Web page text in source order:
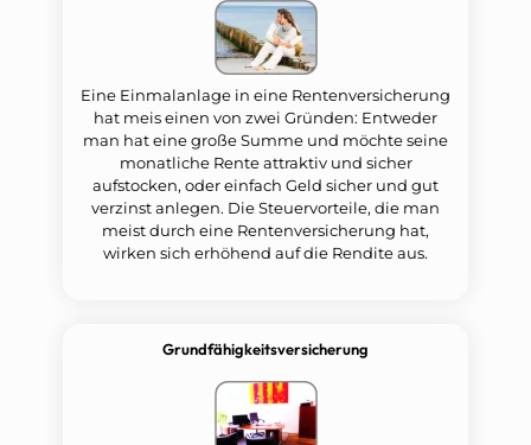
Eine Einmalanlage in eine Rentenversicherung
hat meis einen von zwei Gründen: Entweder
man hat eine große Summe und möchte seine
monatliche Rente attraktiv und sicher
aufstocken, oder einfach Geld sicher und gut
verzinst anlegen. Die Steuervorteile, die man
meist durch eine Rentenversicherung hat,
wirken sich erhöhend auf die Rendite aus.
Grundfähigkeitsversicherung